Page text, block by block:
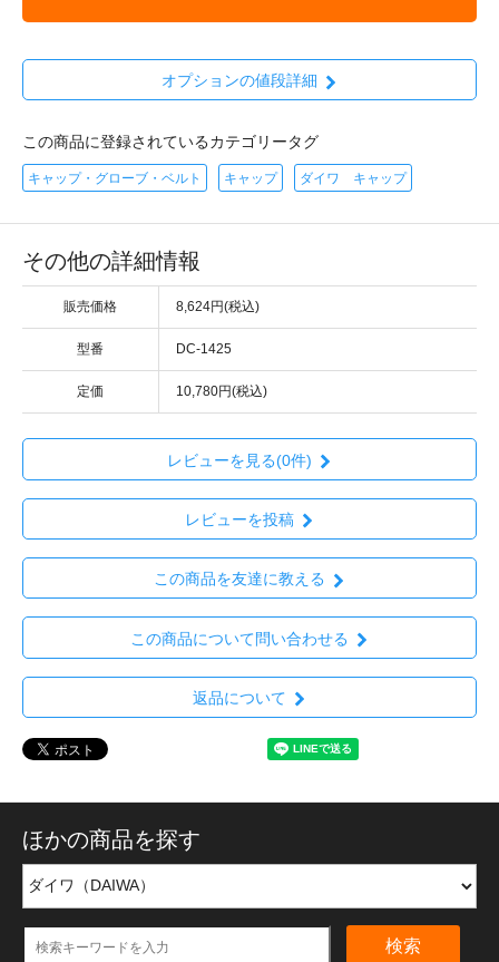
オプションの値段詳細
この商品に登録されているカテゴリータグ
キャップ・グローブ・ベルト キャップ ダイワ キャップ
その他の詳細情報
販売価格 8,624円(税込)
型番 DC-1425
定価 10,780円(税込)
レビューを見る(0件)
レビューを投稿
この商品を友達に教える
この商品について問い合わせる
返品について
ほかの商品を探す
検索